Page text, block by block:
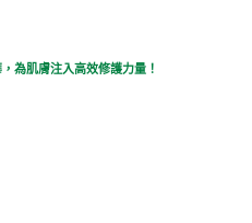
為肌膚注入高效修護力量！